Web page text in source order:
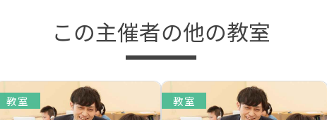
この主催者の他の教室
教室 教室